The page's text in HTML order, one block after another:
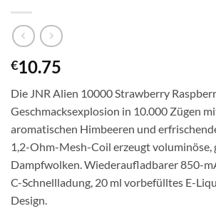
€10.75
Die JNR Alien 10000 Strawberry
Geschmacksexplosion in 10.000 Zügen
aromatischen Himbeeren und
1,2-Ohm-Mesh-Coil erzeugt voluminöse,
Dampfwolken. Wiederaufladbarer 850-
C-Schnellladung, 20 ml vorbefülltes E-
Design.